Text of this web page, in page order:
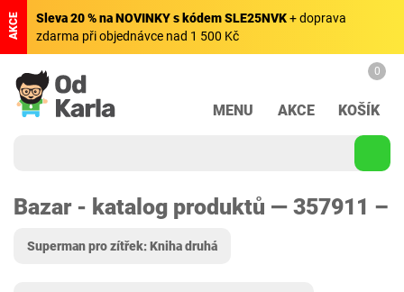
AKCE Sleva 20 % na NOVINKY s kódem SLE25NVK+ doprava
zdarma při objednávce nad 1 500 Kč
MENU AKCE
0
KOŠÍK
Bazar - katalog produktů — 357911 –
Superman pro zítřek: Kniha druhá